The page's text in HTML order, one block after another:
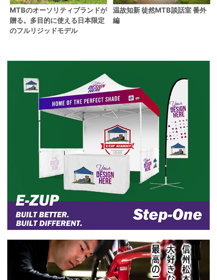
MTBのオーソリティブランドが
贈る。多目的に使える日本限定
のフルリジッドモデル
温故知新 徒然MTB談話室 番外
編